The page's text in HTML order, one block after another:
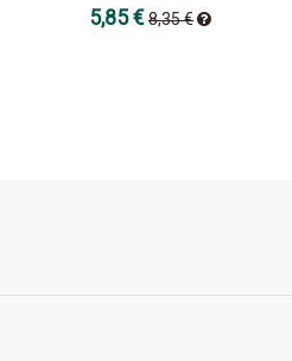
5,85 €8,35 €